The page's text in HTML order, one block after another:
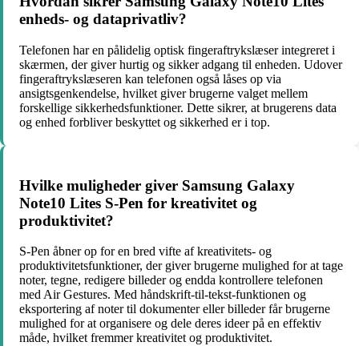
enheds- og dataprivatliv?
Telefonen har en pålidelig optisk fingeraftrykslæser integreret i
skærmen, der giver hurtig og sikker adgang til enheden. Udover
fingeraftrykslæseren kan telefonen også låses op via
ansigtsgenkendelse, hvilket giver brugerne valget mellem
forskellige sikkerhedsfunktioner. Dette sikrer, at brugerens data
og enhed forbliver beskyttet og sikkerhed er i top.
Hvilke muligheder giver Samsung Galaxy
Note10 Lites S-Pen for kreativitet og
produktivitet?
S-Pen åbner op for en bred vifte af kreativitets- og
produktivitetsfunktioner, der giver brugerne mulighed for at tage
noter, tegne, redigere billeder og endda kontrollere telefonen
med Air Gestures. Med håndskrift-til-tekst-funktionen og
eksportering af noter til dokumenter eller billeder får brugerne
mulighed for at organisere og dele deres ideer på en effektiv
måde, hvilket fremmer kreativitet og produktivitet.